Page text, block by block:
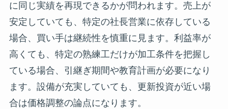
に同じ実績を再現できるかが問われます。売上が
安定していても、特定の社長営業に依存している
場合、買い手は継続性を慎重に見ます。利益率が
高くても、特定の熟練工だけが加工条件を把握し
ている場合、引継ぎ期間や教育計画が必要になり
ます。設備が充実していても、更新投資が近い場
合は価格調整の論点になります。